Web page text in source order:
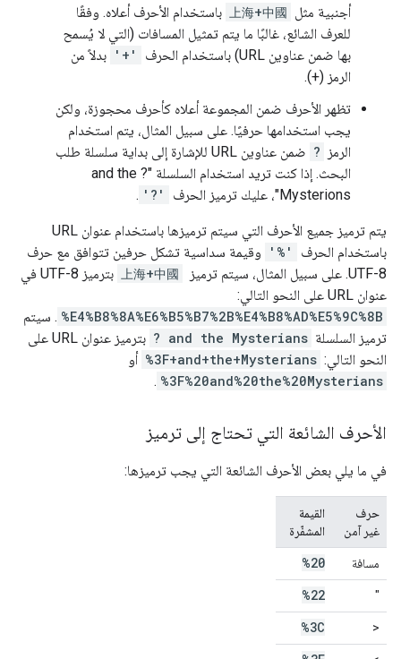
أجنبية مثل 上海+中國 باستخدام الأحرف أعلاه. وفقًا
للعرف الشائع، غالبًا ما يتم تمثيل المسافات (التي لا يُسمح
بها ضمن عناوين URL) باستخدام الحرف
'+' بدلاً من
الرمز (+).
تظهر الأحرف ضمن المجموعة أعلاه كأحرف محجوزة، ولكن
يجب استخدامها حرفيًا. على سبيل المثال، يتم استخدام
الرمز ?
ضمن عناوين URL للإشارة إلى بداية سلسلة طلب
البحث. إذا كنت تريد استخدام السلسلة "? and the
Mysterions"، عليك ترميز الحرف
'?'
.
يتم ترميز جميع الأحرف التي سيتم ترميزها باستخدام عنوان URL
باستخدام الحرف
'%'
وقيمة سداسية تشكل حرفين تتوافق مع حرف
UTF-8. على سبيل المثال، سيتم ترميز ‎
上海+中國
بترميز UTF-8 في
عنوان URL على النحو التالي: ‎
%E4%B8%8A%E6%B5%B7%2B%E4%B8%AD%E5%9C%8B . سيتم
ترميز السلسلة ? and the Mysterians
بترميز عنوان URL على
النحو التالي: %3F+and+the+Mysterians أو
%3F%20and%20the%20Mysterians
.
الأحرف الشائعة التي تحتاج إلى ترميز
في ما يلي بعض الأحرف الشائعة التي يجب ترميزها:
حرف
غير آمن
القيمة
المشفّرة
مسافة %20
"
%22
<
%3C